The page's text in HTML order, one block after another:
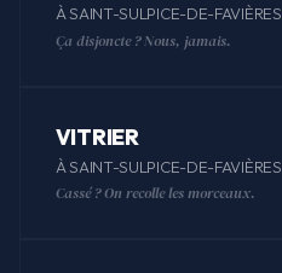
À SAINT-SULPICE-DE-FAVIÈRES
Ça disjoncte ? Nous, jamais.
VITRIER
À SAINT-SULPICE-DE-FAVIÈRES
Cassé ? On recolle les morceaux.